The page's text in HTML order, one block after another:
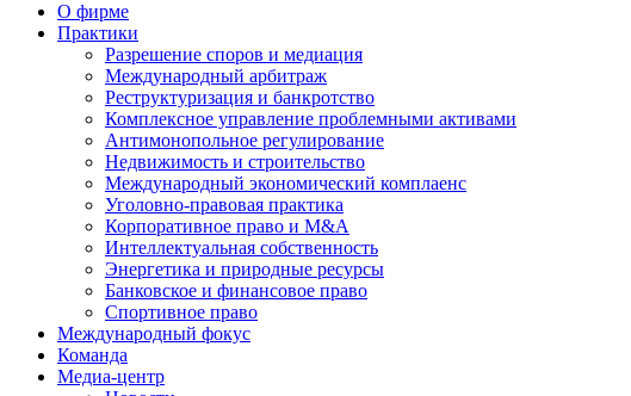
О фирме
Практики
Разрешение споров и медиация
Международный арбитраж
Реструктуризация и банкротство
Комплексное управление проблемными активами
Антимонопольное регулирование
Недвижимость и строительство
Международный экономический комплаенс
Уголовно-правовая практика
Корпоративное право и M&A
Интеллектуальная собственность
Энергетика и природные ресурсы
Банковское и финансовое право
Спортивное право
Международный фокус
Команда
Медиа-центр